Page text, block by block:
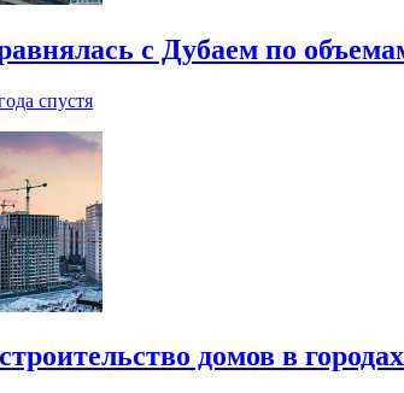
с Дубаем по
спустя
домов в